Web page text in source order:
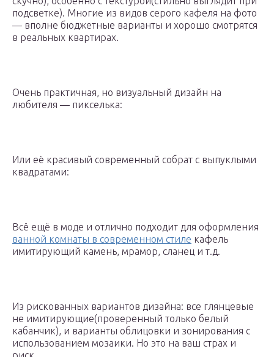
подсветке). Многие из видов серого кафеля на фото
— вполне бюджетные варианты и хорошо смотрятся
в реальных квартирах.
Очень практичная, но визуальный дизайн на
любителя — пикселька:
Или её красивый современный собрат с выпуклыми
квадратами:
Всё ещё в моде и отлично подходит для оформления
ванной комнаты в современном стиле кафель
имитирующий камень, мрамор, сланец и т.д.
Из рискованных вариантов дизайна: все глянцевые
не имитирующие(проверенный только белый
кабанчик), и варианты облицовки и зонирования с
использованием мозаики. Но это на ваш страх и